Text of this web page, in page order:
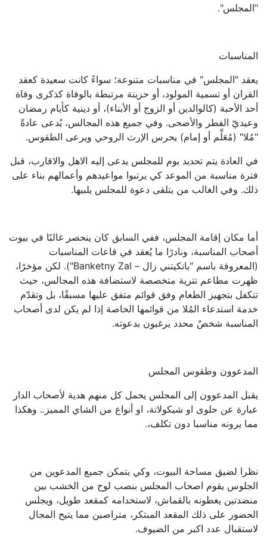
"المجلس".
المناسبات
يعقد "المجلس" في مناسبات متنوعة؛ سواءً كانت سعيدة كعقد
القران أو تسمية المولود، أو حزينة مرتبطة بالوفاة كذكرى وفاة
أحد الأحبة (كالوالدين أو الزوج أو الأبناء)، أو دينية كأيام رمضان
وعيديّ الفطر والأضحى. وفي جميع هذه المجالس، يُدعى عادةً
"مُلا" (مُعَلِّم أو إمام) يحرس الإرث الروحي ويرعى الطقوس.
في العادة يتم تحديد يوم للمجلس يدعى إليه الاهل والاقارب، قبل
فترة مناسبة من الموعد كي يرتبوا مواعيدهم وأعمالهم بناء على
ذلك. وفي الغالب من يتلقى دعوة للمجلس يلبيها.
أما مكان إقامة المجلس، ففي السابق كان ينحصر غالبًا في بيوت
أصحاب المناسبة، ونادرًا ما يُعقد في قاعات المناسبات
(المعروفة باسم "بانكيتني زال – Banketny Zal"). لكن مؤخرًا،
ظهرت مطاعم تترية متخصصة لاستضافة هذه المجالس، حيث
تتكفل بتجهيز الطعام وفق قوائم متفق عليها مسبقًا، بل وتقدّم
خدمة استدعاء المُلا من قوائمها الخاصة إذا لم يكن لدى أصحاب
المناسبة شخصٌ محدد يرغبون بدعوته.
المدعوون وطقوس المجلس
يقبل المدعوون إلى المجلس يحمل كل منهم هدية لأصحاب الدار
عبارة عن حلوى او شيكولاتة، او أنواع من الشاي المميز.. وهكذا
مما يرونه مناسبا دون تكلف،.
نظرا لضيق مساحة البيوت، وكي يتمكن جميع المدعوين من
الجلوس يقوم اصحاب المجلس بنصب لوح من الخشب بين
منضدتين يغطونه بالقماش، لاستخدامه كمقعد طويل، ويجلس
الحضور على ذلك المقعد المبتكر، متراصين مما يتيح المجال
لاستقبال عدد اكبر من الضيوف.